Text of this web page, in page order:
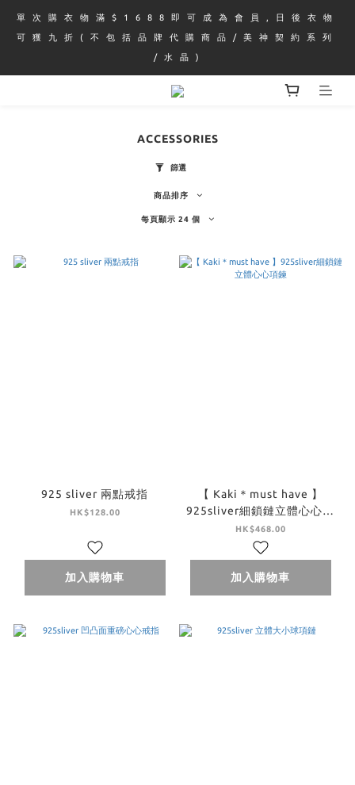
單 次 購 衣 物 滿 $ 1 6 8 8 即 可 成 為 會 員 , 日 後 衣 物
可 獲 九 折 ( 不 包 括 品 牌 代 購 商 品 / 美 神 契 約 系 列
/ 水 晶 )
ACCESSORIES
篩選
商品排序
每頁顯示 24 個
925 sliver 兩點戒指
HK$128.00
加入購物車
【 Kaki＊must have 】
925sliver細鎖鏈立體心心項
鍊
HK$468.00
加入購物車